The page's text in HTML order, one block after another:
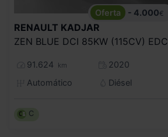
- 4.000€
RENAULT KADJAR
ZEN BLUE DCI 85KW (115CV) EDC
91.624 km
2020
Automático
Diésel
C